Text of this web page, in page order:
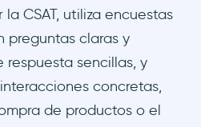
algunas limitaciones de las
la CSAT, utiliza encuestas
preguntas claras y
respuesta sencillas, y
concretas,
de productos o el